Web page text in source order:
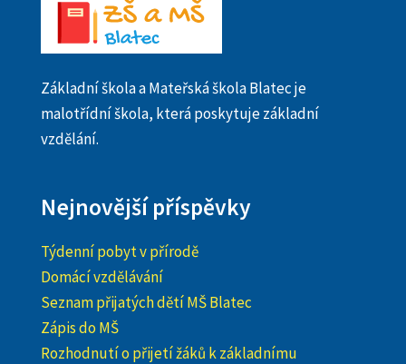
Základní škola a Mateřská škola Blatec je
malotřídní škola, která poskytuje základní
vzdělání.
Nejnovější příspěvky
Týdenní pobyt v přírodě
Domácí vzdělávání
Seznam přijatých dětí MŠ Blatec
Zápis do MŠ
Rozhodnutí o přijetí žáků k základnímu